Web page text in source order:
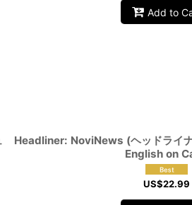
Add to
Headliner: NoviNews (ヘッドライ
English on
US$22.99